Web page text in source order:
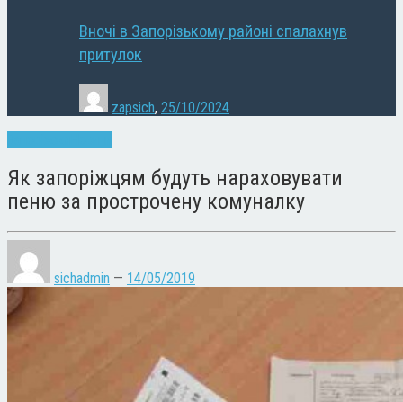
Вночі в Запорізькому районі спалахнув
притулок
zapsich, 25/10/2024
Як запоріжцям будуть нараховувати
пеню за прострочену комуналку
sichadmin — 14/05/2019